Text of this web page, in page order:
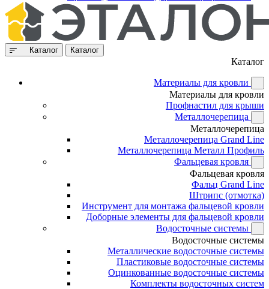
Каталог Каталог
Каталог
Материалы для кровли
Материалы для кровли
Профнастил для крыши
Металлочерепица
Металлочерепица
Металлочерепица Grand Line
Металлочерепица Металл Профиль
Фальцевая кровля
Фальцевая кровля
Фальц Grand Line
Штрипс (отмотка)
Инструмент для монтажа фальцевой кровли
Доборные элементы для фальцевой кровли
Водосточные системы
Водосточные системы
Металлические водосточные системы
Пластиковые водосточные системы
Оцинкованные водосточные системы
Комплекты водосточных систем